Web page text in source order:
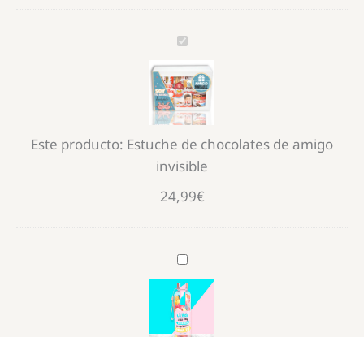
Estuche
de
chocolates
de
amigo
invisible
Este producto: Estuche de chocolates de amigo
invisible
24,99€
Bidón
La
Vida
sería